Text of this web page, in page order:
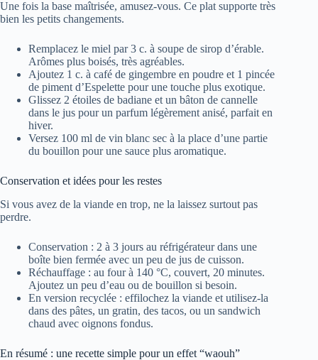
Une fois la base maîtrisée, amusez-vous. Ce plat supporte très
bien les petits changements.
Remplacez le miel par 3 c. à soupe de sirop d’érable.
Arômes plus boisés, très agréables.
Ajoutez 1 c. à café de gingembre en poudre et 1 pincée
de piment d’Espelette pour une touche plus exotique.
Glissez 2 étoiles de badiane et un bâton de cannelle
dans le jus pour un parfum légèrement anisé, parfait en
hiver.
Versez 100 ml de vin blanc sec à la place d’une partie
du bouillon pour une sauce plus aromatique.
Conservation et idées pour les restes
Si vous avez de la viande en trop, ne la laissez surtout pas
perdre.
Conservation : 2 à 3 jours au réfrigérateur dans une
boîte bien fermée avec un peu de jus de cuisson.
Réchauffage : au four à 140 °C, couvert, 20 minutes.
Ajoutez un peu d’eau ou de bouillon si besoin.
En version recyclée : effilochez la viande et utilisez-la
dans des pâtes, un gratin, des tacos, ou un sandwich
chaud avec oignons fondus.
En résumé : une recette simple pour un effet “waouh”